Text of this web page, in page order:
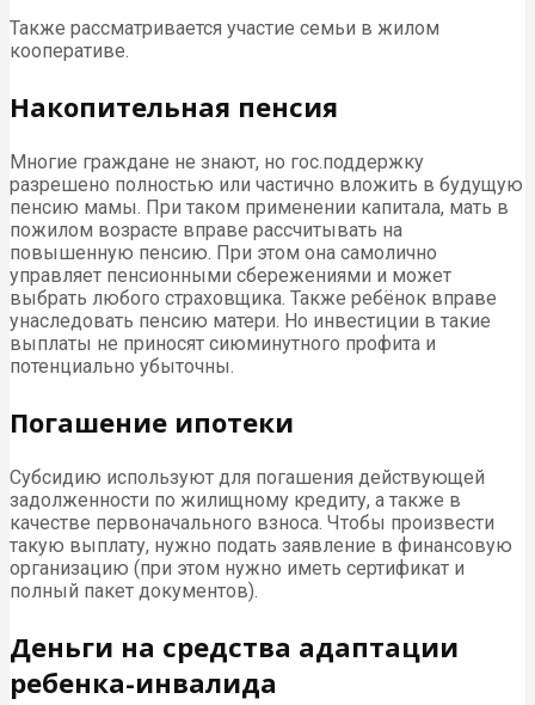
Также рассматривается участие семьи в жилом
кооперативе.
Накопительная пенсия
Многие граждане не знают, но гос.поддержку
разрешено полностью или частично вложить в будущую
пенсию мамы. При таком применении капитала, мать в
пожилом возрасте вправе рассчитывать на
повышенную пенсию. При этом она самолично
управляет пенсионными сбережениями и может
выбрать любого страховщика. Также ребёнок вправе
унаследовать пенсию матери. Но инвестиции в такие
выплаты не приносят сиюминутного профита и
потенциально убыточны.
Погашение ипотеки
Субсидию используют для погашения действующей
задолженности по жилищному кредиту, а также в
качестве первоначального взноса. Чтобы произвести
такую выплату, нужно подать заявление в финансовую
организацию (при этом нужно иметь сертификат и
полный пакет документов).
Деньги на средства адаптации
ребенка-инвалида